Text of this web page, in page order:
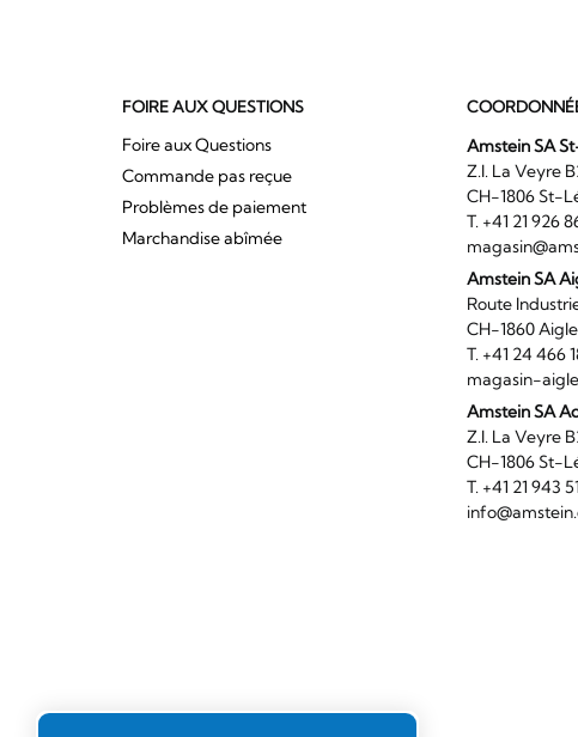
FOIRE AUX QUESTIONS
Foire aux Questions
Commande pas reçue
Problèmes de paiement
Marchandise abîmée
Amstein SA
Z.I. La
CH-1806
T. +41 21 926
Amstein SA
Route
CH-1860
T. +41 24 466
magasin-
Amstein SA
Z.I. La
CH-1806
T. +41 21 943